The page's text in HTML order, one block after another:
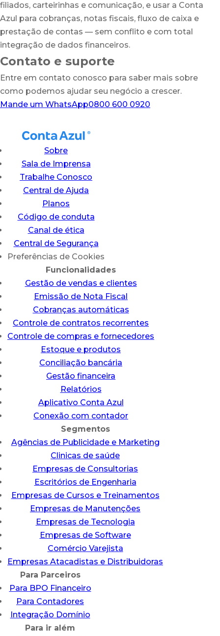
filiados, carteirinhas e comunicação, e usar a Conta
Azul para cobranças, notas fiscais, fluxo de caixa e
prestação de contas — sem conflito e com total
integração de dados financeiros.
Contato e suporte
Entre em contato conosco para saber mais sobre
como podemos ajudar seu negócio a crescer.
Mande um WhatsApp0800 600 0920
Sobre
Sala de Imprensa
Trabalhe Conosco
Central de Ajuda
Planos
Código de conduta
Canal de ética
Central de Segurança
Preferências de Cookies
Funcionalidades
Gestão de vendas e clientes
Emissão de Nota Fiscal
Cobranças automáticas
Controle de contratos recorrentes
Controle de compras e fornecedores
Estoque e produtos
Conciliação bancária
Gestão financeira
Relatórios
Aplicativo Conta Azul
Conexão com contador
Segmentos
Agências de Publicidade e Marketing
Clinicas de saúde
Empresas de Consultorias
Escritórios de Engenharia
Empresas de Cursos e Treinamentos
Empresas de Manutenções
Empresas de Tecnologia
Empresas de Software
Comércio Varejista
Empresas Atacadistas e Distribuidoras
Para Parceiros
Para BPO Financeiro
Para Contadores
Integração Domínio
Para ir além